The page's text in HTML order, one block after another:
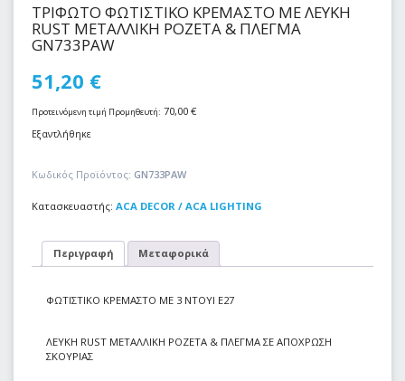
ΤΡΙΦΩΤΟ ΦΩΤΙΣΤΙΚΟ ΚΡΕΜΑΣΤΟ ΜΕ ΛΕΥΚΗ
RUST ΜΕΤΑΛΛΙΚΗ ΡΟΖΕΤΑ & ΠΛΕΓΜΑ
GN733PAW
51,20 €
Προτεινόμενη τιμή Προμηθευτή: 70,00 €
Εξαντλήθηκε
Κωδικός Προϊόντος: GN733PAW
Κατασκευαστής: ACA DECOR / ACA LIGHTING
Περιγραφή Μεταφορικά
ΦΩΤΙΣΤΙΚΟ ΚΡΕΜΑΣΤΟ ΜΕ 3 ΝΤΟΥΙ Ε27
ΛΕΥΚΗ RUST ΜΕΤΑΛΛΙΚΗ ΡΟΖΕΤΑ & ΠΛΕΓΜΑ ΣΕ ΑΠΟΧΡΩΣΗ
ΣΚΟΥΡΙΑΣ